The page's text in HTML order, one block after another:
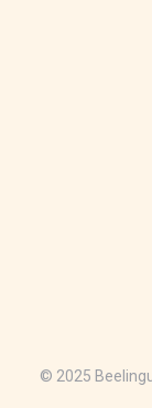
© 2025